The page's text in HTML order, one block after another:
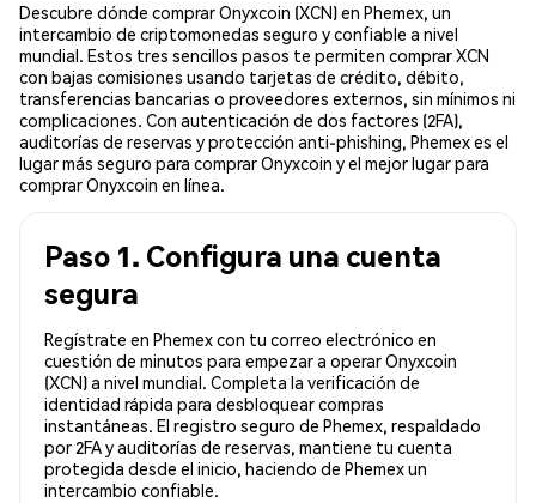
Descubre dónde comprar Onyxcoin (XCN) en Phemex, un
intercambio de criptomonedas seguro y confiable a nivel
mundial. Estos tres sencillos pasos te permiten comprar XCN
con bajas comisiones usando tarjetas de crédito, débito,
transferencias bancarias o proveedores externos, sin mínimos ni
complicaciones. Con autenticación de dos factores (2FA),
auditorías de reservas y protección anti-phishing, Phemex es el
lugar más seguro para comprar Onyxcoin y el mejor lugar para
comprar Onyxcoin en línea.
Paso 1. Configura una cuenta
segura
Regístrate en Phemex con tu correo electrónico en
cuestión de minutos para empezar a operar Onyxcoin
(XCN) a nivel mundial. Completa la verificación de
identidad rápida para desbloquear compras
instantáneas. El registro seguro de Phemex, respaldado
por 2FA y auditorías de reservas, mantiene tu cuenta
protegida desde el inicio, haciendo de Phemex un
intercambio confiable.